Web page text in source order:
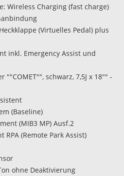
Wireless Charging (fast charge)
(Virtuelles Pedal) plus
inkl. Emergency Assist und
""COMET"", schwarz, 7,5J x 18"" -
(Baseline)
(MIB3 MP) Ausf.2
RPA (Remote Park Assist)
ohne Deaktivierung